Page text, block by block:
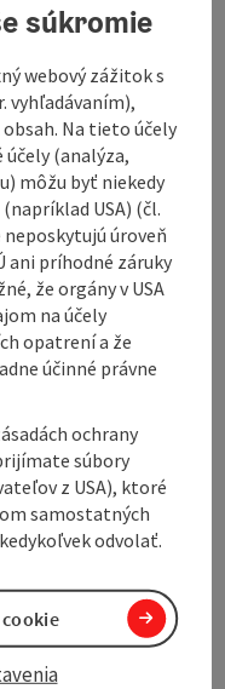
soil
súkromie
webový zážitok s
vyhľadávaním),
Na tieto účely
účely (analýza,
môžu byť niekedy
USA) (čl.
neposkytujú úroveň
ani príhodné záruky
že orgány v USA
na účely
opatrení a že
účinné právne
ochrany
súbory
z USA), ktoré
samostatných
odvolať.